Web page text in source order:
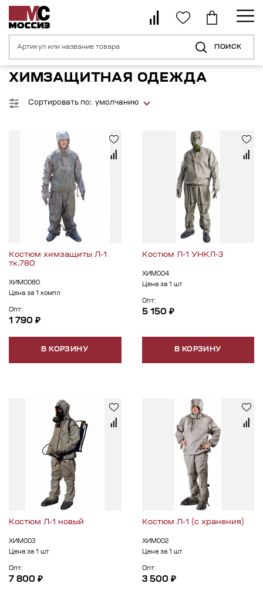
ПОИСК
Главная страница Химзащитная одежда
ХИМЗАЩИТНАЯ ОДЕЖДА
Сортировать по: умолчанию
Костюм химзащиты Л-1
тк.780
ХИМ0080
Цена за 1 компл
Опт:
1 790 ₽
В КОРЗИНУ
Костюм Л-1 УНКЛ-3
ХИМ004
Цена за 1 шт
Опт:
5 150 ₽
В КОРЗИНУ
Костюм Л-1 новый
ХИМ003
Цена за 1 шт
Опт:
7 800 ₽
Костюм Л-1 (с хранения)
ХИМ002
Цена за 1 шт
Опт:
3 500 ₽